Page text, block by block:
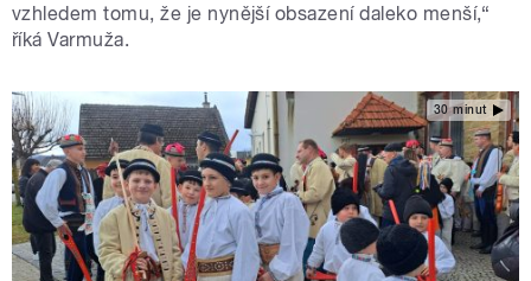
vzhledem tomu, že je nynější obsazení daleko menší,“
říká Varmuža.
30 minut